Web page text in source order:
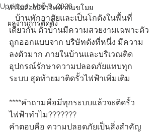
ทำไมต้องมีรั้วไฟฟ้ากันขโมย
ผลงานการติดตั้ง
Updated:May 9, 2023
เดียวกัน ตัวบ้านมีความสวยงามเฉพาะตัว
ถูกออกแบบจาก บริษัทดังที่หนึ่ง มีความ
ลงตัวมาก ภายในบ้านและบริเวณติด
อุปกรณ์รักษาความปลอดภัยแทบทุก
ระบบ สุดท้ายมาติดรั้วไฟฟ้าเพิ่มเติม
****คำถามคือมีทุกระบบแล้วจะติดรั้ว
ไฟฟ้าทำไม???????
คำตอบคือ ความปลอดภัยเป็นสิ่งสำคัญ